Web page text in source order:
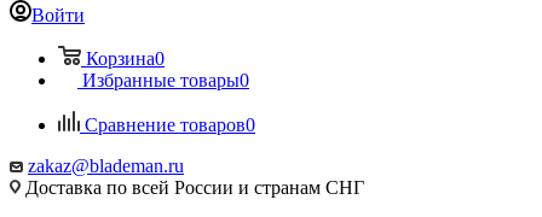
Войти
Корзина0
Избранные товары0
Сравнение товаров0
zakaz@blademan.ru
Доставка по всей России и странам СНГ